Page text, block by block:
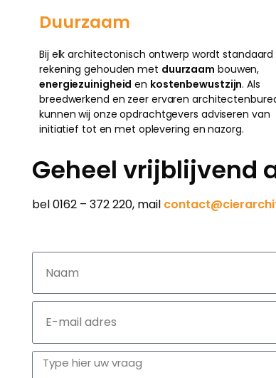
Duurzaam
Bij elk architectonisch ontwerp wordt standaard
rekening gehouden met duurzaam bouwen,
energiezuinigheid en kostenbewustzijn. Als
breedwerkend en zeer ervaren
kunnen wij onze opdrachtgevers adviseren van
initiatief tot en met oplevering en nazorg.
Geheel vrijblijvend
bel 0162 – 372 220, mail